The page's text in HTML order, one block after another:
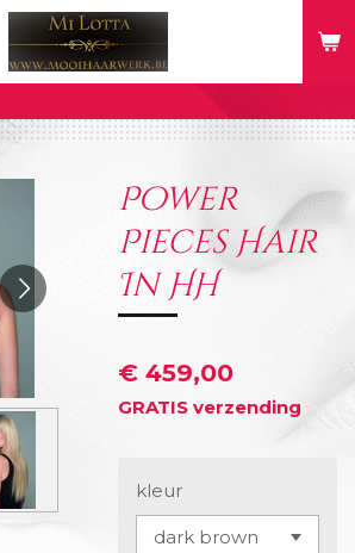
Power
Pieces Hair
In HH
€ 459,00
GRATIS verzending
kleur